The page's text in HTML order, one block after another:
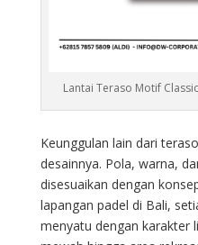
Lantai Teraso Motif
Keunggulan lain dari teraso
desainnya. Pola, warna,
disesuaikan dengan
lapangan padel di Bali,
menyatu dengan karakter